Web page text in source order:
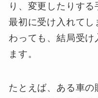
り、変更したりする
最初に受け入れて
わっても、結局受け
ます。
たとえば、ある車